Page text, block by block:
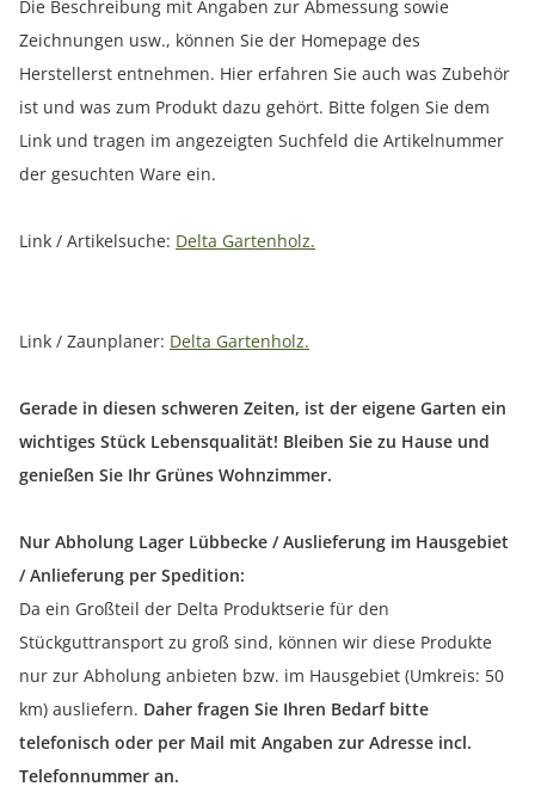
Die Beschreibung mit Angaben zur Abmessung sowie
Zeichnungen usw., können Sie der Homepage des
Herstellerst entnehmen. Hier erfahren Sie auch was Zubehör
ist und was zum Produkt dazu gehört. Bitte folgen Sie dem
Link und tragen im angezeigten Suchfeld die Artikelnummer
der gesuchten Ware ein.
Link / Artikelsuche: Delta Gartenholz.
Link / Zaunplaner: Delta Gartenholz.
Gerade in diesen schweren Zeiten, ist der eigene Garten ein
wichtiges Stück Lebensqualität! Bleiben Sie zu Hause und
genießen Sie Ihr Grünes Wohnzimmer.
Nur Abholung Lager Lübbecke / Auslieferung im Hausgebiet
/ Anlieferung per Spedition:
Da ein Großteil der Delta Produktserie für den
Stückguttransport zu groß sind, können wir diese Produkte
nur zur Abholung anbieten bzw. im Hausgebiet (Umkreis: 50
km) ausliefern. Daher fragen Sie Ihren Bedarf bitte
telefonisch oder per Mail mit Angaben zur Adresse incl.
Telefonnummer an.